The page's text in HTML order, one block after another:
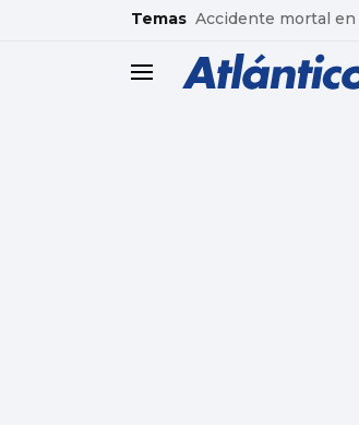
common.go-to-content
Temas Accidente mortal en
header.menu.open